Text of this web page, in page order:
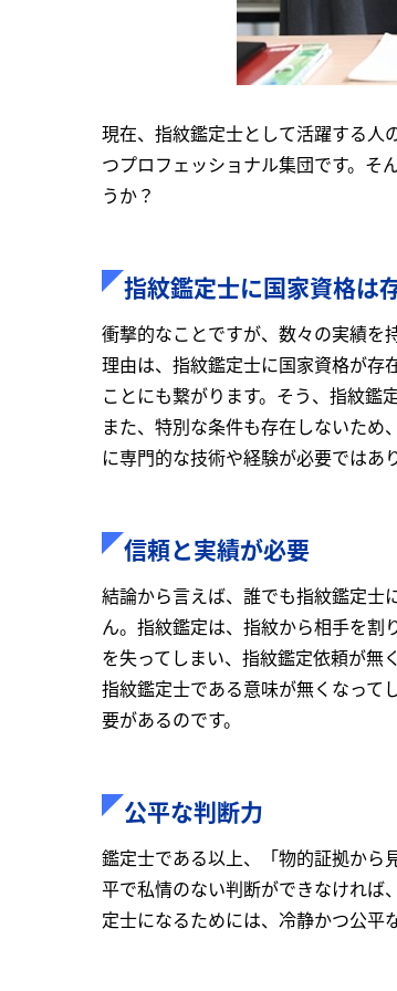
現在、指紋鑑定士として活躍する人
つプロフェッショナル集団です。そ
うか？
指紋鑑定士に国家資格は
衝撃的なことですが、数々の実績を
理由は、指紋鑑定士に国家資格が存
ことにも繋がります。そう、指紋鑑
また、特別な条件も存在しないた
に専門的な技術や経験が必要ではあ
信頼と実績が必要
結論から言えば、誰でも指紋鑑定士
ん。指紋鑑定は、指紋から相手を割
を失ってしまい、指紋鑑定依頼が無
指紋鑑定士である意味が無くなって
要があるのです。
公平な判断力
鑑定士である以上、「物的証拠から
平で私情のない判断ができなければ
定士になるためには、冷静かつ公平